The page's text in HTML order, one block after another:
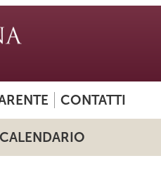
CONTATTI
CALENDARIO